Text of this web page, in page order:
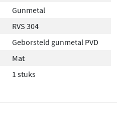
Gunmetal
RVS 304
Geborsteld gunmetal PVD
Mat
1 stuks